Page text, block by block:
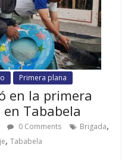
Primera plana
en la primera
en Tababela
0 Comments Brigada,
,Tababela